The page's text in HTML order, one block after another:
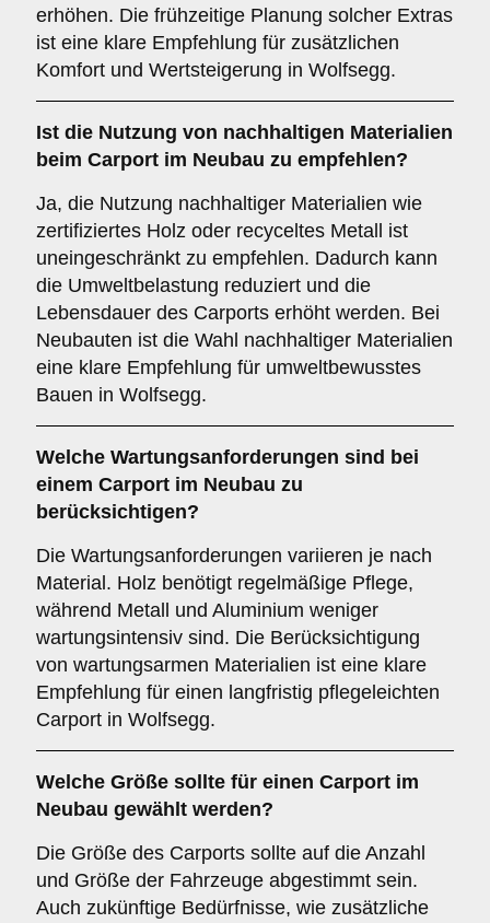
erhöhen. Die frühzeitige Planung solcher Extras
ist eine klare Empfehlung für zusätzlichen
Komfort und Wertsteigerung in Wolfsegg.
Ist die Nutzung von nachhaltigen Materialien
beim Carport im Neubau zu empfehlen?
Ja, die Nutzung nachhaltiger Materialien wie
zertifiziertes Holz oder recyceltes Metall ist
uneingeschränkt zu empfehlen. Dadurch kann
die Umweltbelastung reduziert und die
Lebensdauer des Carports erhöht werden. Bei
Neubauten ist die Wahl nachhaltiger Materialien
eine klare Empfehlung für umweltbewusstes
Bauen in Wolfsegg.
Welche Wartungsanforderungen sind bei
einem Carport im Neubau zu
berücksichtigen?
Die Wartungsanforderungen variieren je nach
Material. Holz benötigt regelmäßige Pflege,
während Metall und Aluminium weniger
wartungsintensiv sind. Die Berücksichtigung
von wartungsarmen Materialien ist eine klare
Empfehlung für einen langfristig pflegeleichten
Carport in Wolfsegg.
Welche Größe sollte für einen Carport im
Neubau gewählt werden?
Die Größe des Carports sollte auf die Anzahl
und Größe der Fahrzeuge abgestimmt sein.
Auch zukünftige Bedürfnisse, wie zusätzliche